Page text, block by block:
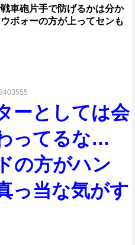
車砲片手で防げるかは分か
ボォーの方が上ってセンも
ーとしては会
ってるな…
の方がハン
っ当な気がす